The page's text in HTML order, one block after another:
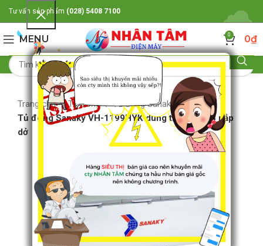
Tư vấn sản phẩm (028) 5408 7100
MENU 0 0₫
Trang chủ Tủ đông
Tủ đông Sanaky
Tủ đông Sanaky VH-1199HYK dung tích 900L 3 nắp
dở